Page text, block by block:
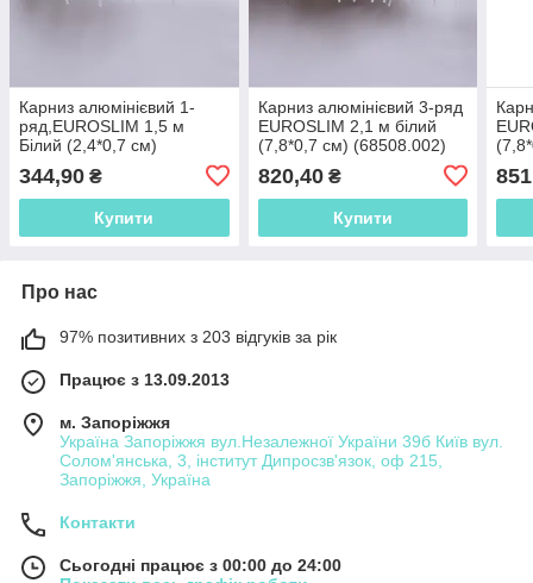
Карниз алюмінієвий 1-
ряд,EUROSLIM 1,5 м
Білий (2,4*0,7 см)
344,90 ₴
Купити
Карниз алюмінієвий 3-ряд
EUROSLIM 2,1 м білий
(7,8*0,7 см) (68508.002)
820,40₴
Купити
Про нас
97% позитивних з 203 відгуків за рік
Працює з 13.09.2013
м. Запоріжжя
Україна Запоріжжя вул.Незалежної України 39б Київ вул.
Солом'янська, 3, інститут Дипросзв'язок, оф 215,
Запоріжжя, Україна
Контакти
Сьогодні працює з 00:00 до 24:00